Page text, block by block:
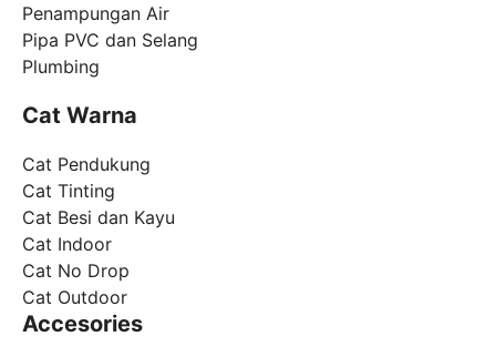
Penampungan Air
Pipa PVC dan Selang
Plumbing
Cat Warna
Cat Pendukung
Cat Tinting
Cat Besi dan Kayu
Cat Indoor
Cat No Drop
Cat Outdoor
Accesories